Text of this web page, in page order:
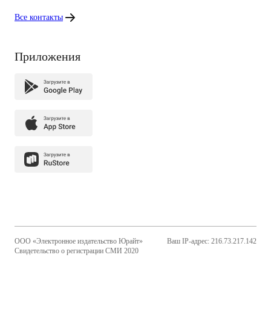
Все контакты
Приложения
ООО «Электронное издательство Юрайт»
Свидетельство о регистрации СМИ 2020
Ваш IP-адрес: 216.73.217.142